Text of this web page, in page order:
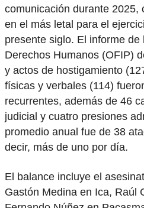
comunicación durante 2025,
en el más letal para el
presente siglo. El informe de
Derechos Humanos (OFIP)
y actos de hostigamiento
físicas y verbales (114)
recurrentes, además de 46
judicial y cuatro presiones
promedio anual fue de 38
decir, más de uno por día.
El balance incluye el
Gastón Medina en Ica, Raúl